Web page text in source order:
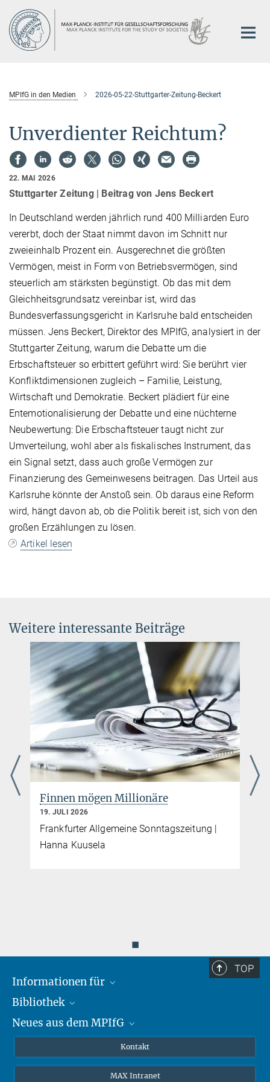
Hauptinhalt
MPIfG in den Medien 2026-05-22-Stuttgarter-Zeitung-Beckert
Unverdienter Reichtum?
22. MAI 2026
Stuttgarter Zeitung | Beitrag von Jens Beckert
In Deutschland werden jährlich rund 400 Milliarden Euro
vererbt, doch der Staat nimmt davon im Schnitt nur
zweieinhalb Prozent ein. Ausgerechnet die größten
Vermögen, meist in Form von Betriebsvermögen, sind
steuerlich am stärksten begünstigt. Ob das mit dem
Gleichheitsgrundsatz vereinbar ist, wird das
Bundesverfassungsgericht in Karlsruhe bald entscheiden
müssen. Jens Beckert, Direktor des MPIfG, analysiert in der
Stuttgarter Zeitung, warum die Debatte um die
Erbschaftsteuer so erbittert geführt wird: Sie berührt vier
Konfliktdimensionen zugleich – Familie, Leistung,
Wirtschaft und Demokratie. Beckert plädiert für eine
Entemotionalisierung der Debatte und eine nüchterne
Neubewertung: Die Erbschaftsteuer taugt nicht zur
Umverteilung, wohl aber als fiskalisches Instrument, das
ein Signal setzt, dass auch große Vermögen zur
Finanzierung des Gemeinwesens beitragen. Das Urteil aus
Karlsruhe könnte der Anstoß sein. Ob daraus eine Reform
wird, hängt davon ab, ob die Politik bereit ist, sich von den
großen Erzählungen zu lösen.
Artikel lesen
Weitere interessante Beiträge
Finnen mögen Millionäre
19. JULI 2026
Frankfurter Allgemeine Sonntagszeitung |
Hanna Kuusela
◼
TOP
Informationen für
Forschende
Gäste
Bibliothek
Profil
Neues aus dem MPIfG
Newsletter abonnieren
Kontakt
MAX Intranet